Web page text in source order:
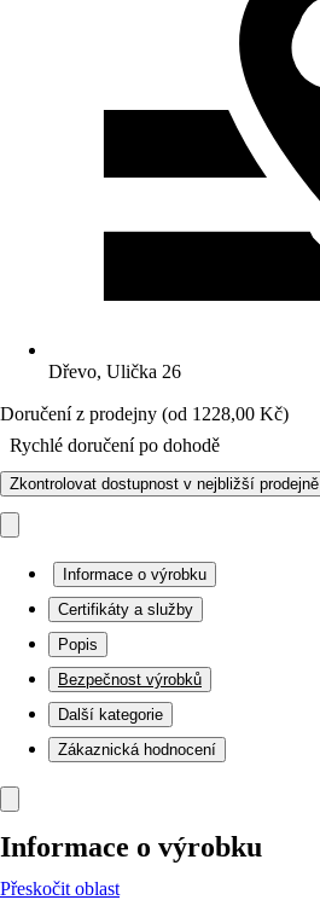
Dřevo, Ulička 26
Doručení z prodejny (od 1228,00 Kč)
Rychlé doručení po dohodě
Zkontrolovat dostupnost v nejbližší prodejně
Informace o výrobku
Certifikáty a služby
Popis
Bezpečnost výrobků
Další kategorie
Zákaznická hodnocení
Informace o výrobku
Přeskočit oblast